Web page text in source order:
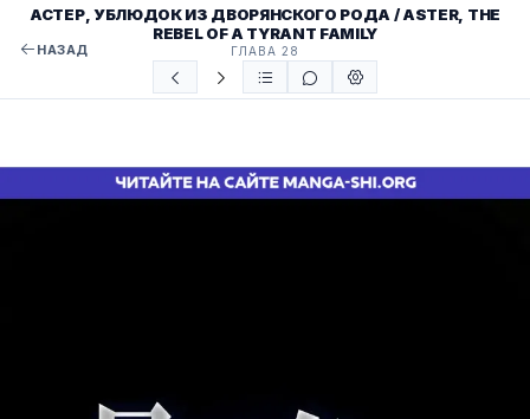
НАЗАД
АСТЕР, УБЛЮДОК ИЗ ДВОРЯНСКОГО РОДА / ASTER, THE
REBEL OF A TYRANT FAMILY
ГЛАВА 28